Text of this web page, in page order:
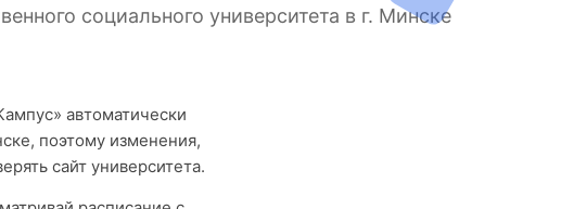
социального университета в г. Минске
автоматически
поэтому изменения,
сайт университета.